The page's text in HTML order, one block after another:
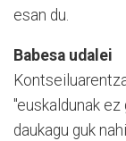
esan du.
Babesa udalei
"euskaldunak ez
daukagu guk